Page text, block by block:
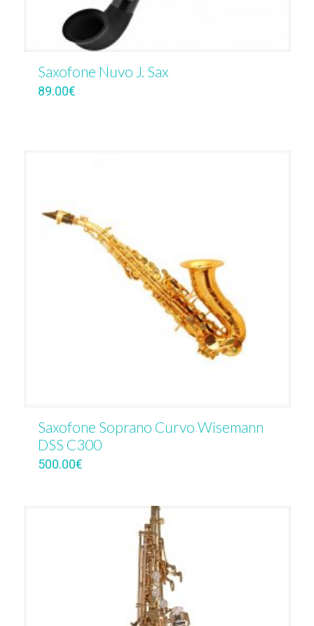
Saxofone Nuvo J. Sax
89.00€
Saxofone Soprano Curvo Wisemann
DSS C300
500.00€